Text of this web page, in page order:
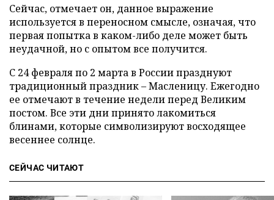
Сейчас, отмечает он, данное выражение
используется в переносном смысле, означая, что
первая попытка в каком-либо деле может быть
неудачной, но с опытом все получится.
С 24 февраля по 2 марта в России празднуют
традиционный праздник – Масленицу. Ежегодно
ее отмечают в течение недели перед Великим
постом. Все эти дни принято лакомиться
блинами, которые символизируют восходящее
весеннее солнце.
СЕЙЧАС ЧИТАЮТ